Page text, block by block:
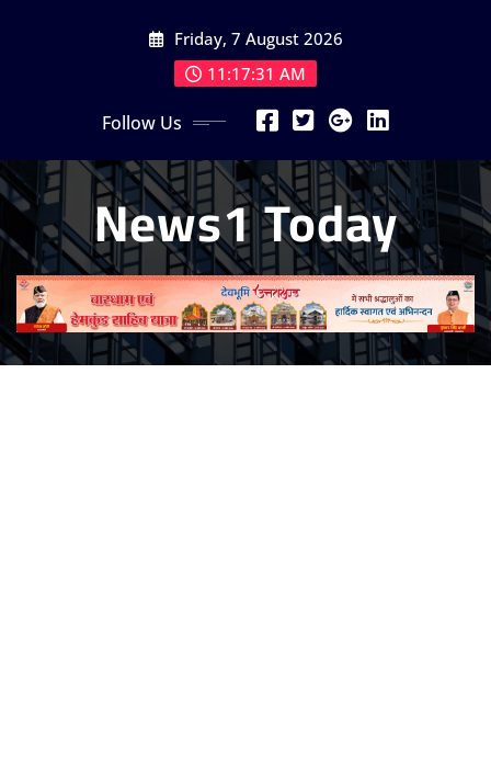
Friday, 7 August 2026
11:17:32 AM
Follow Us
News1 Today